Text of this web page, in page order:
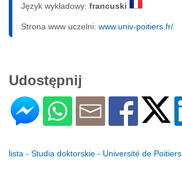
Język wykładowy: francuski
Strona www uczelni: www.univ-poitiers.fr/
Udostępnij
lista - Studia doktorskie - Université de Poitiers